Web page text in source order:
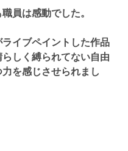
員は感動でした。
イブペイントした作品
らしく縛られてない自由
を感じさせられまし